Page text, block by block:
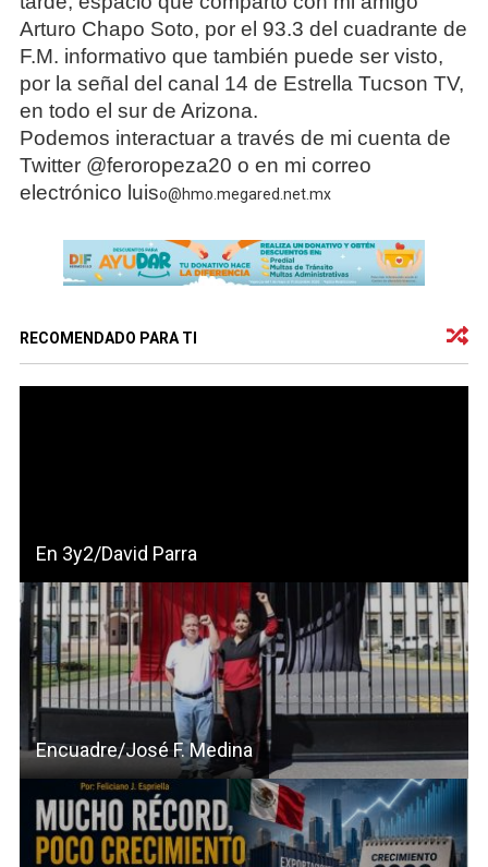
Arturo Chapo Soto, por el 93.3 del cuadrante de
F.M. informativo que también puede ser visto,
por la señal del canal 14 de Estrella Tucson TV,
en todo el sur de Arizona.
Podemos interactuar a través de mi cuenta de
Twitter @feroropeza20 o en mi correo
electrónico luiso@hmo.megared.net.mx
RECOMENDADO PARA TI
En 3y2/David Parra
Encuadre/José F. Medina